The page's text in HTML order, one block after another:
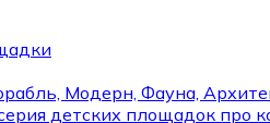
Модерн, Фауна,
детских площадок про